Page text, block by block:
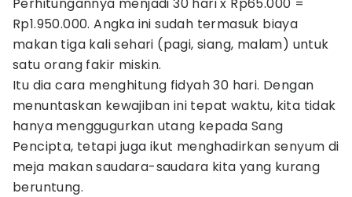
Rp1.950.000. Angka ini sudah termasuk biaya
makan tiga kali sehari (pagi, siang, malam) untuk
satu orang fakir miskin.
Itu dia cara menghitung fidyah 30 hari. Dengan
menuntaskan kewajiban ini tepat waktu, kita tidak
hanya menggugurkan utang kepada Sang
Pencipta, tetapi juga ikut menghadirkan senyum di
meja makan saudara-saudara kita yang kurang
beruntung.